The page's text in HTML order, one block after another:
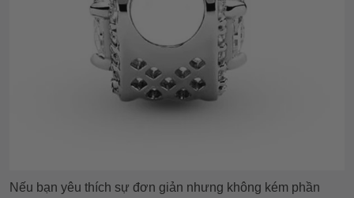
Nếu bạn yêu thích sự đơn giản nhưng không kém phần